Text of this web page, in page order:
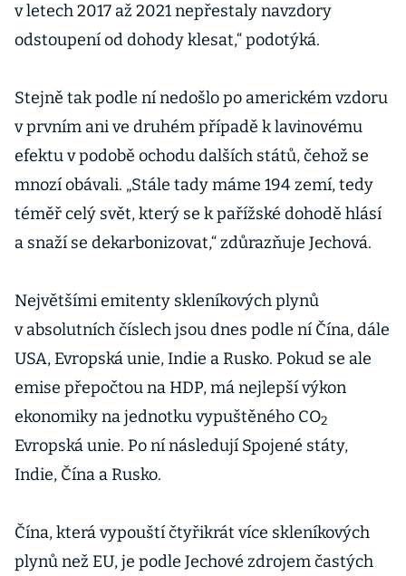
v letech 2017 až 2021 nepřestaly navzdory
odstoupení od dohody klesat,“ podotýká.
Stejně tak podle ní nedošlo po americkém vzdoru
v prvním ani ve druhém případě k lavinovému
efektu v podobě ochodu dalších států, čehož se
mnozí obávali. „Stále tady máme 194 zemí, tedy
téměř celý svět, který se k pařížské dohodě hlásí
a snaží se dekarbonizovat,“ zdůrazňuje Jechová.
Největšími emitenty skleníkových plynů
v absolutních číslech jsou dnes podle ní Čína, dále
USA, Evropská unie, Indie a Rusko. Pokud se ale
emise přepočtou na HDP, má nejlepší výkon
ekonomiky na jednotku vypuštěného CO2
Evropská unie. Po ní následují Spojené státy,
Indie, Čína a Rusko.
Čína, která vypouští čtyřikrát více skleníkových
plynů než EU, je podle Jechové zdrojem častých